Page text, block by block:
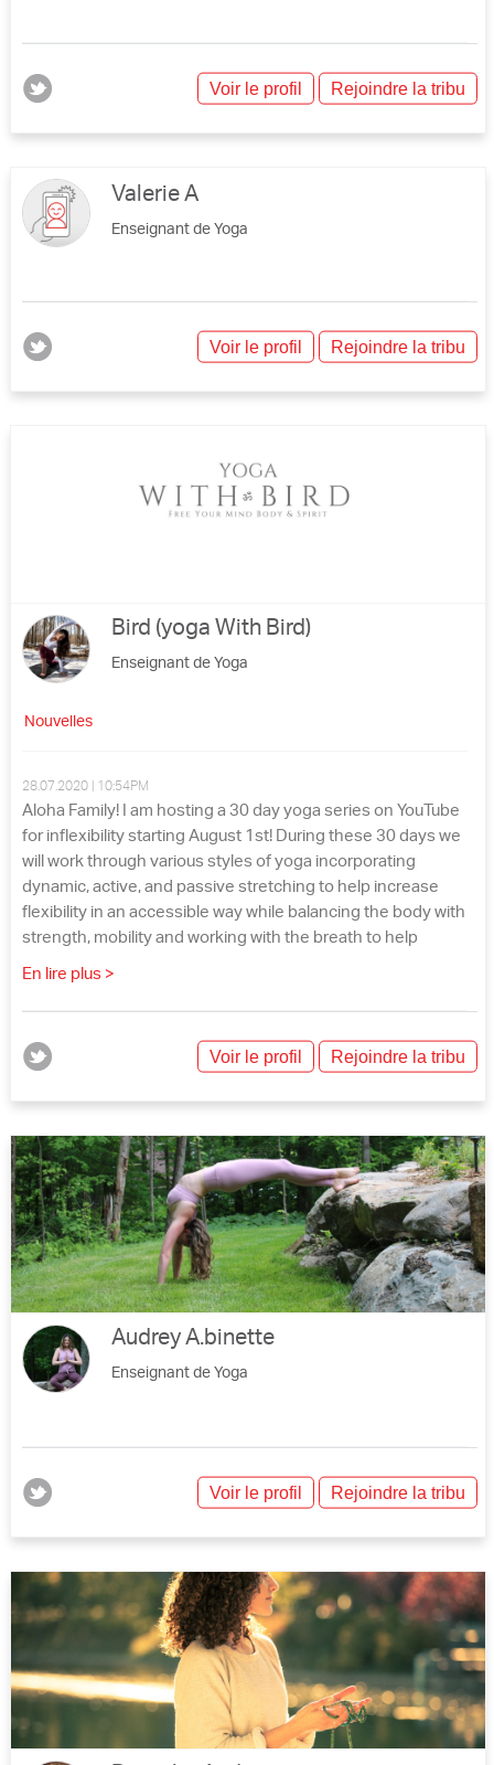
Voir le profil Rejoindre la tribu
Valerie A
Enseignant de Yoga
Voir le profil Rejoindre la tribu
Bird (yoga With Bird)
Enseignant de Yoga
Nouvelles
28.07.2020 | 10:54PM
Aloha Family! I am hosting a 30 day yoga series on YouTube
for inflexibility starting August 1st! During these 30 days we
will work through various styles of yoga incorporating
dynamic, active, and passive stretching to help increase
flexibility in an accessible way while balancing the body with
strength, mobility and working with the breath to help
En lire plus >
Voir le profil Rejoindre la tribu
Audrey A.binette
Enseignant de Yoga
Voir le profil Rejoindre la tribu